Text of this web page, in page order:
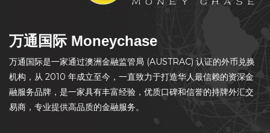
万通国际 Moneychase
万通国际是一家通过澳洲金融监管局 (AUSTRAC) 认证的外币兑换
机构，从 2010 年成立至今，一直致力于打造华人最信赖的资深金
融服务品牌，是一家具有丰富经验，优质口碑和信誉的持牌外汇交
易商，专业提供高品质的金融服务。